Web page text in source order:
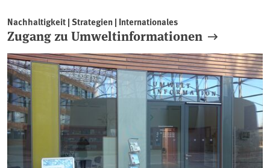
Nachhaltigkeit | Strategien | Internationales
Zugang zu Umweltinformationen